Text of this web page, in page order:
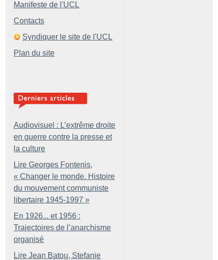
Manifeste de l'UCL
Contacts
Syndiquer le site de l'UCL
Plan du site
Audiovisuel : L’extrême droite
en guerre contre la presse et
la culture
Lire Georges Fontenis,
« Changer le monde. Histoire
du mouvement communiste
libertaire 1945-1997 »
En 1926... et 1956 :
Trajectoires de l’anarchisme
organisé
Lire Jean Batou, Stefanie